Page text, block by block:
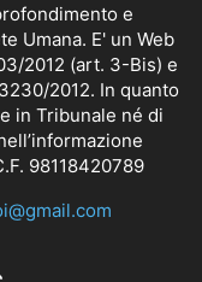
e
Umana. E' un Web
2012 (art. 3-Bis) e
2012. In quanto
in Tribunale né di
98118420789